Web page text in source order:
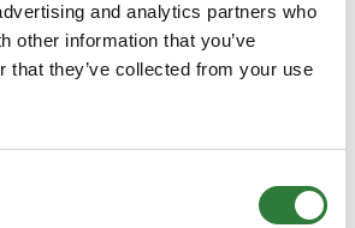
and analytics partners who
other information that you’ve
that they’ve collected from your use
Britta Lessow
Projektleder
Carsten Folkersen
Salgskonsulent -